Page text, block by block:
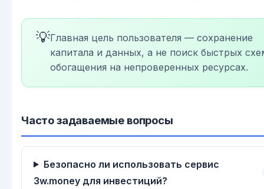
💡Главная цель пользователя — сохранение
капитала и данных, а не поиск быстрых
обогащения на непроверенных ресурсах.
Часто задаваемые вопросы
Безопасно ли использовать сервис
3w.money для инвестиций?